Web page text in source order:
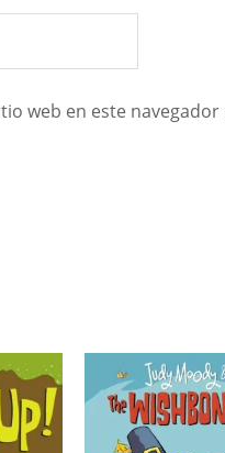
web en este navegador